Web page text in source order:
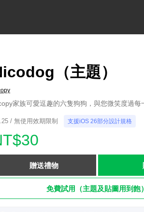
（主題）
家族可愛逗趣的六隻狗狗，與您微笑度過每
/ 無使用效期限制 支援iOS 26部分設計規格
贈送禮物
免費試用（主題及貼圖用到飽）